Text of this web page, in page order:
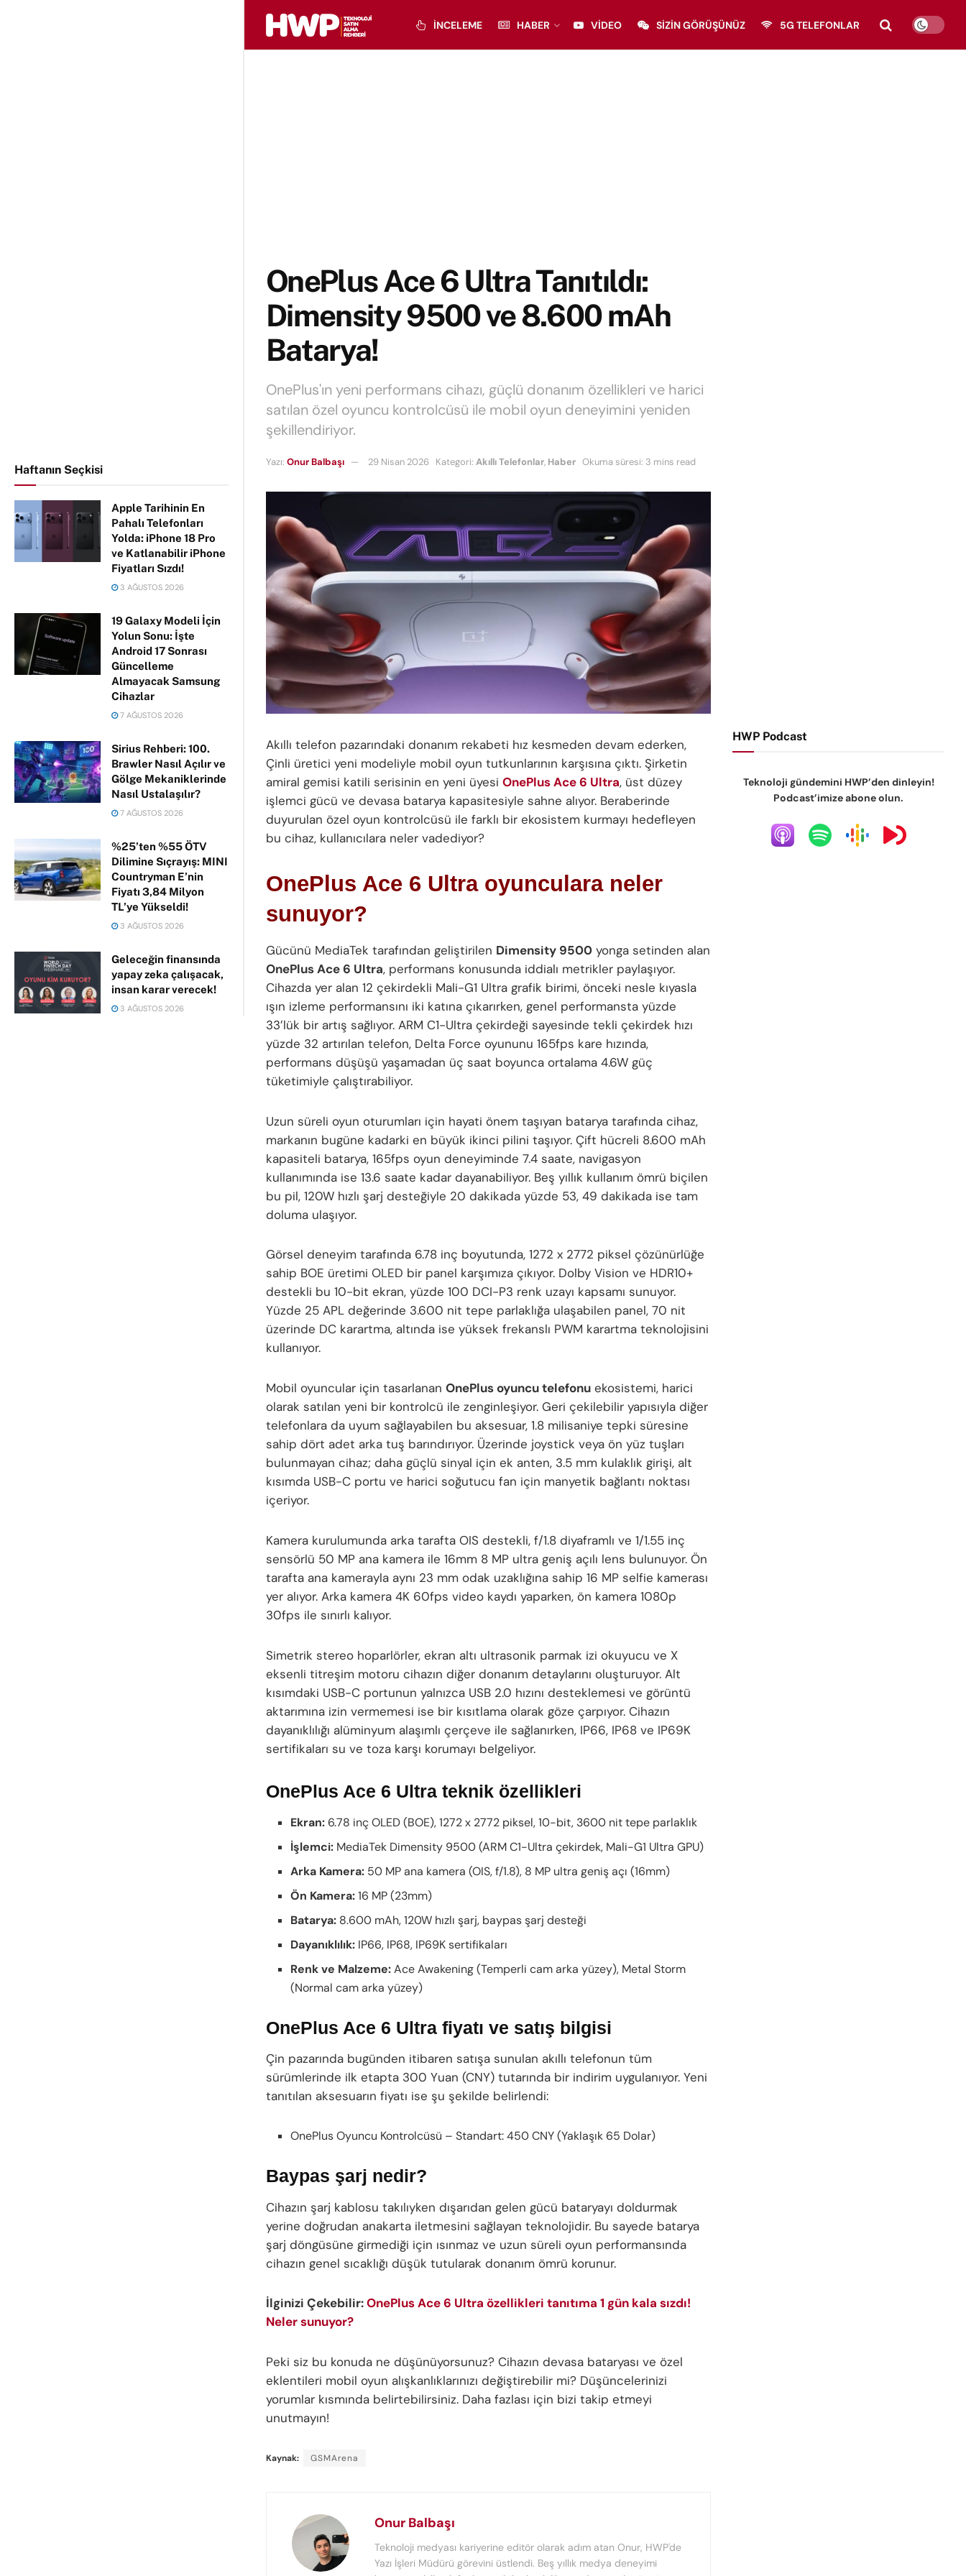
Haftanın Seçkisi
Apple Tarihinin En
Pahalı Telefonları
Yolda: iPhone 18 Pro
ve Katlanabilir iPhone
Fiyatları Sızdı!
3 AĞUSTOS 2026
19 Galaxy Modeli İçin
Yolun Sonu: İşte
Android 17 Sonrası
Güncelleme
Almayacak Samsung
Cihazlar
7 AĞUSTOS 2026
Sirius Rehberi: 100.
Brawler Nasıl Açılır ve
Gölge Mekaniklerinde
Nasıl Ustalaşılır?
7 AĞUSTOS 2026
%25’ten %55 ÖTV
Dilimine Sıçrayış: MINI
Countryman E’nin
Fiyatı 3,84 Milyon
TL’ye Yükseldi!
3 AĞUSTOS 2026
Geleceğin finansında
yapay zeka çalışacak,
insan karar verecek!
3 AĞUSTOS 2026
İNCELEME HABER VIDEO SIZIN GÖRÜŞÜNÜZ 5G TELEFONLAR
OnePlus Ace 6 Ultra Tanıtıldı:
Dimensity 9500 ve 8.600 mAh
Batarya!
OnePlus'ın yeni performans cihazı, güçlü donanım özellikleri ve harici
satılan özel oyuncu kontrolcüsü ile mobil oyun deneyimini yeniden
şekillendiriyor.
Yazı: Onur Balbaşı 29 Nisan 2026 Kategori: Akıllı Telefonlar, Haber Okuma süresi: 3 mins read
Akıllı telefon pazarındaki donanım rekabeti hız kesmeden devam ederken,
Çinli üretici yeni modeliyle mobil oyun tutkunlarının karşısına çıktı. Şirketin
amiral gemisi katili serisinin en yeni üyesi OnePlus Ace 6 Ultra, üst düzey
işlemci gücü ve devasa batarya kapasitesiyle sahne alıyor. Beraberinde
duyurulan özel oyun kontrolcüsü ile farklı bir ekosistem kurmayı hedefleyen
bu cihaz, kullanıcılara neler vadediyor?
OnePlus Ace 6 Ultra oyunculara neler
sunuyor?
Gücünü MediaTek tarafından geliştirilen Dimensity 9500 yonga setinden alan
OnePlus Ace 6 Ultra, performans konusunda iddialı metrikler paylaşıyor.
Cihazda yer alan 12 çekirdekli Mali-G1 Ultra grafik birimi, önceki nesle kıyasla
ışın izleme performansını iki katına çıkarırken, genel performansta yüzde
33’lük bir artış sağlıyor. ARM C1-Ultra çekirdeği sayesinde tekli çekirdek hızı
yüzde 32 artırılan telefon, Delta Force oyununu 165fps kare hızında,
performans düşüşü yaşamadan üç saat boyunca ortalama 4.6W güç
tüketimiyle çalıştırabiliyor.
Uzun süreli oyun oturumları için hayati önem taşıyan batarya tarafında cihaz,
markanın bugüne kadarki en büyük ikinci pilini taşıyor. Çift hücreli 8.600 mAh
kapasiteli batarya, 165fps oyun deneyiminde 7.4 saate, navigasyon
kullanımında ise 13.6 saate kadar dayanabiliyor. Beş yıllık kullanım ömrü biçilen
bu pil, 120W hızlı şarj desteğiyle 20 dakikada yüzde 53, 49 dakikada ise tam
doluma ulaşıyor.
Görsel deneyim tarafında 6.78 inç boyutunda, 1272 x 2772 piksel çözünürlüğe
sahip BOE üretimi OLED bir panel karşımıza çıkıyor. Dolby Vision ve HDR10+
destekli bu 10-bit ekran, yüzde 100 DCI-P3 renk uzayı kapsamı sunuyor.
Yüzde 25 APL değerinde 3.600 nit tepe parlaklığa ulaşabilen panel, 70 nit
üzerinde DC karartma, altında ise yüksek frekanslı PWM karartma teknolojisini
kullanıyor.
Mobil oyuncular için tasarlanan OnePlus oyuncu telefonu ekosistemi, harici
olarak satılan yeni bir kontrolcü ile zenginleşiyor. Geri çekilebilir yapısıyla diğer
telefonlara da uyum sağlayabilen bu aksesuar, 1.8 milisaniye tepki süresine
sahip dört adet arka tuş barındırıyor. Üzerinde joystick veya ön yüz tuşları
bulunmayan cihaz; daha güçlü sinyal için ek anten, 3.5 mm kulaklık girişi, alt
kısımda USB-C portu ve harici soğutucu fan için manyetik bağlantı noktası
içeriyor.
Kamera kurulumunda arka tarafta OIS destekli, f/1.8 diyaframlı ve 1/1.55 inç
sensörlü 50 MP ana kamera ile 16mm 8 MP ultra geniş açılı lens bulunuyor. Ön
tarafta ana kamerayla aynı 23 mm odak uzaklığına sahip 16 MP selfie kamerası
yer alıyor. Arka kamera 4K 60fps video kaydı yaparken, ön kamera 1080p
30fps ile sınırlı kalıyor.
Simetrik stereo hoparlörler, ekran altı ultrasonik parmak izi okuyucu ve X
eksenli titreşim motoru cihazın diğer donanım detaylarını oluşturuyor. Alt
kısımdaki USB-C portunun yalnızca USB 2.0 hızını desteklemesi ve görüntü
aktarımına izin vermemesi ise bir kısıtlama olarak göze çarpıyor. Cihazın
dayanıklılığı alüminyum alaşımlı çerçeve ile sağlanırken, IP66, IP68 ve IP69K
sertifikaları su ve toza karşı korumayı belgeliyor.
OnePlus Ace 6 Ultra teknik özellikleri
Ekran: 6.78 inç OLED (BOE), 1272 x 2772 piksel, 10-bit, 3600 nit tepe parlaklık
İşlemci: MediaTek Dimensity 9500 (ARM C1-Ultra çekirdek, Mali-G1 Ultra GPU)
Arka Kamera: 50 MP ana kamera (OIS, f/1.8), 8 MP ultra geniş açı (16mm)
Ön Kamera:16 MP (23mm)
Batarya: 8.600 mAh, 120W hızlı şarj, baypas şarj desteği
Dayanıklılık: IP66, IP68, IP69K sertifikaları
Renk ve Malzeme:Ace Awakening (Temperli cam arka yüzey), Metal Storm
(Normal cam arka yüzey)
OnePlus Ace 6 Ultra fiyatı ve satış bilgisi
Çin pazarında bugünden itibaren satışa sunulan akıllı telefonun tüm
sürümlerinde ilk etapta 300 Yuan (CNY) tutarında bir indirim uygulanıyor. Yeni
tanıtılan aksesuarın fiyatı ise şu şekilde belirlendi:
OnePlus Oyuncu Kontrolcüsü – Standart: 450 CNY (Yaklaşık 65 Dolar)
Baypas şarj nedir?
Cihazın şarj kablosu takılıyken dışarıdan gelen gücü bataryayı doldurmak
yerine doğrudan anakarta iletmesini sağlayan teknolojidir. Bu sayede batarya
şarj döngüsüne girmediği için ısınmaz ve uzun süreli oyun performansında
cihazın genel sıcaklığı düşük tutularak donanım ömrü korunur.
İlginizi Çekebilir:OnePlus Ace 6 Ultra özellikleri tanıtıma 1 gün kala sızdı!
Neler sunuyor?
Peki siz bu konuda ne düşünüyorsunuz? Cihazın devasa bataryası ve özel
eklentileri mobil oyun alışkanlıklarınızı değiştirebilir mi? Düşüncelerinizi
yorumlar kısmında belirtebilirsiniz. Daha fazlası için bizi takip etmeyi
unutmayın!
Kaynak: GSMArena
Onur Balbaşı
Teknoloji medyası kariyerine editör olarak adım atan Onur, HWP'de
Yazı İşleri Müdürü görevini üstlendi. Beş yıllık medya deneyimi
HWP Podcast
Teknoloji gündemini HWP’den dinleyin!
Podcast’imize abone olun.